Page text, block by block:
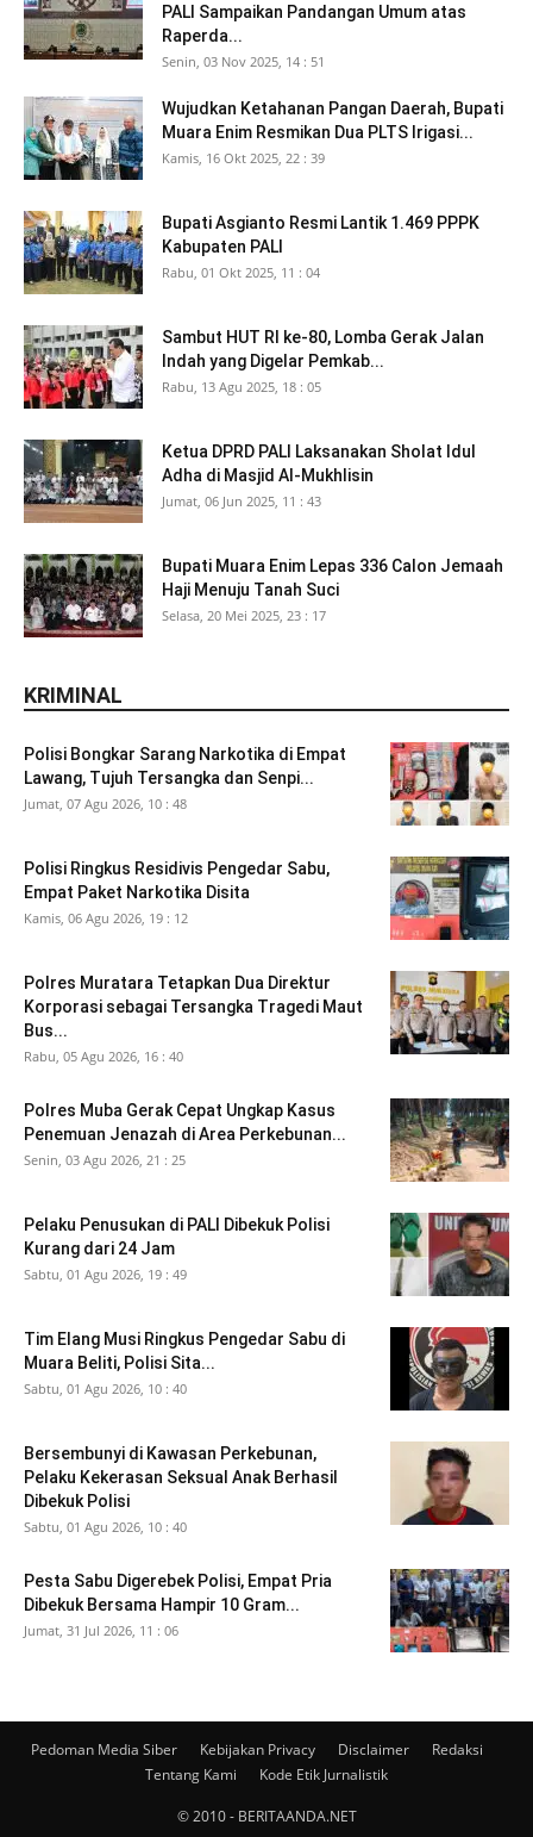
PALI Sampaikan Pandangan Umum atas
Raperda...
Senin, 03 Nov 2025, 14 : 51
Wujudkan Ketahanan Pangan Daerah, Bupati
Muara Enim Resmikan Dua PLTS Irigasi...
Kamis, 16 Okt 2025, 22 : 39
Bupati Asgianto Resmi Lantik 1.469 PPPK
Kabupaten PALI
Rabu, 01 Okt 2025, 11 : 04
Sambut HUT RI ke-80, Lomba Gerak Jalan
Indah yang Digelar Pemkab...
Rabu, 13 Agu 2025, 18 : 05
Ketua DPRD PALI Laksanakan Sholat Idul
Adha di Masjid Al-Mukhlisin
Jumat, 06 Jun 2025, 11 : 43
Bupati Muara Enim Lepas 336 Calon Jemaah
Haji Menuju Tanah Suci
Selasa, 20 Mei 2025, 23 : 17
KRIMINAL
Polisi Bongkar Sarang Narkotika di Empat
Lawang, Tujuh Tersangka dan Senpi...
Jumat, 07 Agu 2026, 10 : 48
Polisi Ringkus Residivis Pengedar Sabu,
Empat Paket Narkotika Disita
Kamis, 06 Agu 2026, 19 : 12
Polres Muratara Tetapkan Dua Direktur
Korporasi sebagai Tersangka Tragedi Maut
Bus...
Rabu, 05 Agu 2026, 16 : 40
Polres Muba Gerak Cepat Ungkap Kasus
Penemuan Jenazah di Area Perkebunan...
Senin, 03 Agu 2026, 21 : 25
Pelaku Penusukan di PALI Dibekuk Polisi
Kurang dari 24 Jam
Sabtu, 01 Agu 2026, 19 : 49
Tim Elang Musi Ringkus Pengedar Sabu di
Muara Beliti, Polisi Sita...
Sabtu, 01 Agu 2026, 10 : 40
Bersembunyi di Kawasan Perkebunan,
Pelaku Kekerasan Seksual Anak Berhasil
Dibekuk Polisi
Sabtu, 01 Agu 2026, 10 : 40
Pesta Sabu Digerebek Polisi, Empat Pria
Dibekuk Bersama Hampir 10 Gram...
Jumat, 31 Jul 2026, 11 : 06
Pedoman Media Siber Kebijakan Privacy Disclaimer
Redaksi
Tentang Kami
Kode Etik Jurnalistik
© 2010 - BERITAANDA.NET